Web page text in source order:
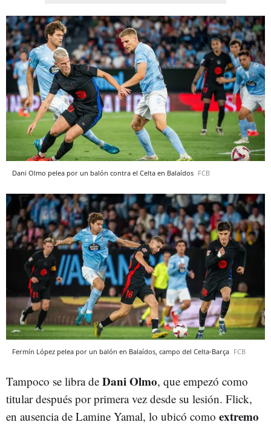
Dani Olmo pelea por un balón contra el Celta en Balaídos FCB
Fermín López pelea por un balón en Balaídos, campo del Celta-Barça FCB
Tampoco se libra de Dani Olmo, que empezó como
titular después por primera vez desde su lesión. Flick,
en ausencia de Lamine Yamal, lo ubicó como extremo